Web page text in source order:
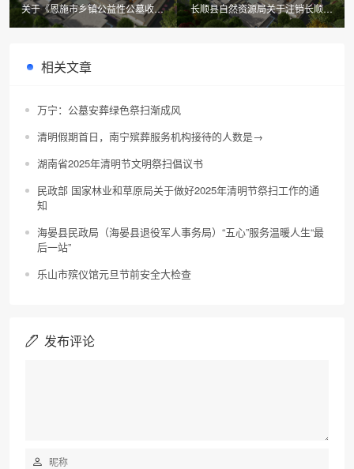
关于《恩施市乡镇公益性公墓收费
标准（试行）方案》征求意见公告
长顺县自然资源局关于注销长顺县
顺宁园殡仪馆广顺分管建设项目1
相关文章
万宁：公墓安葬绿色祭扫渐成风
清明假期首日，南宁殡葬服务机构接待的人数是→
湖南省2025年清明节文明祭扫倡议书
民政部 国家林业和草原局关于做好2025年清明节祭扫工作的通
知
海晏县民政局（海晏县退役军人事务局）“五心”服务温暖人生“最
后一站”
乐山市殡仪馆元旦节前安全大检查
发布评论